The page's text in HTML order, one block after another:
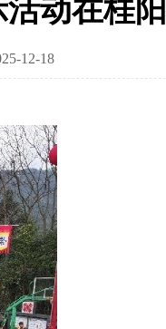
动在桂
12-18